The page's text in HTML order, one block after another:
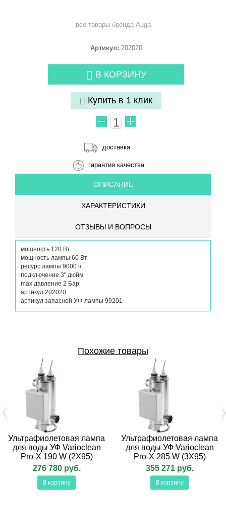
все товары бренда Auga
Артикул: 202020
В КОРЗИНУ
Купить в 1 клик
доставка
гарантия качества
ОПИСАНИЕ
ХАРАКТЕРИСТИКИ
ОТЗЫВЫ И ВОПРОСЫ
мощность 120 Вт
мощность лампы 60 Вт
ресурс лампы 9000 ч
подключение 3" дюйм
max давление 2 Бар
артикул 202020
артикул запасной УФ-лампы 99201
Похожие товары
Ультрафиолетовая лампа
для воды УФ Varioclean
Pro-Х 190 W (2Х95)
276 780 руб.
В корзину
Ультрафиолетовая лампа
для воды УФ Varioclean
Pro-Х 285 W (3Х95)
355 271 руб.
В корзину